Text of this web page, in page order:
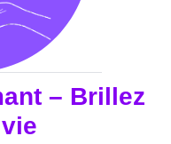
– Brillez